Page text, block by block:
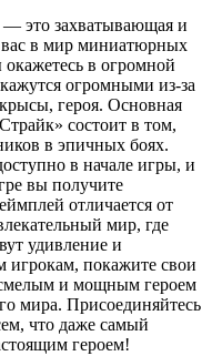
это захватывающая и
вас в мир миниатюрных
в огромной
огромными из-за
героя. Основная
состоит в том,
в эпичных боях.
в начале игры, и
вы получите
отличается от
мир, где
удивление и
игрокам, покажите свои
и мощным героем
мира. Присоединяйтесь
что даже самый
героем!